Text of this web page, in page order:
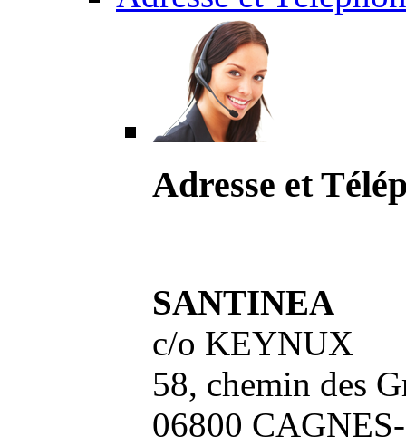
Adresse et
SANTINEA
c/o KEYNUX
58, chemin des
06800